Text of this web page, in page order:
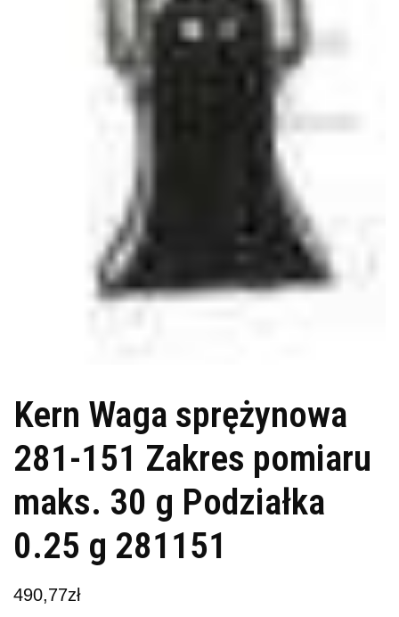
Kern Waga sprężynowa
281-151 Zakres pomiaru
maks. 30 g Podziałka
0.25 g 281151
490,77zł